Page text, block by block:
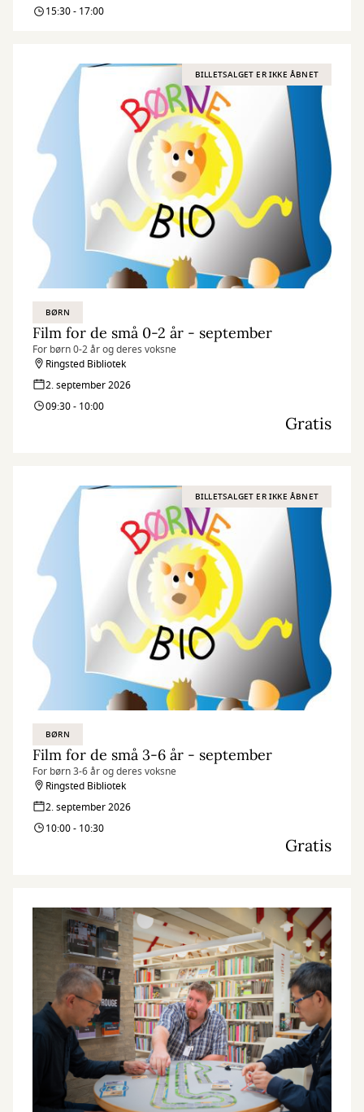
15:30 - 17:00
BILLETSALGET ER IKKE ÅBNET
BØRN
Film for de små 0-2 år - september
For børn 0-2 år og deres voksne
Ringsted Bibliotek
2. september 2026
09:30 - 10:00
Gratis
BILLETSALGET ER IKKE ÅBNET
BØRN
Film for de små 3-6 år - september
For børn 3-6 år og deres voksne
Ringsted Bibliotek
2. september 2026
10:00 - 10:30
Gratis